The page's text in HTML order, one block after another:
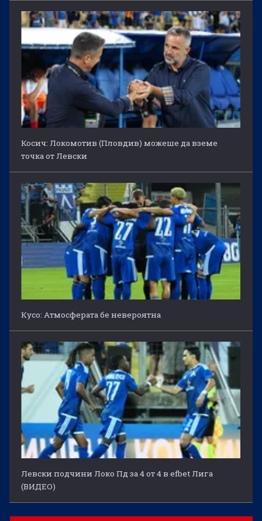
Косич: Локомотив (Пловдив) можеше да вземе
точка от Левски
Кусо: Атмосферата бе невероятна
Левски подчини Локо Пд за 4 от 4 в efbet Лига
(ВИДЕО)